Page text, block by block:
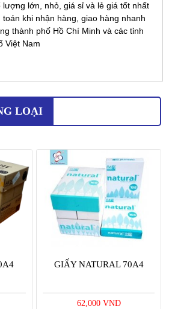
lượng lớn, nhỏ, giá sỉ và lẻ giá tốt nhất
khi nhận hàng, giao hàng nhanh
thành phố Hồ Chí Minh và các tỉnh
Việt Nam
LOẠI
GIẤY NATURAL 70A4
62,000 VND